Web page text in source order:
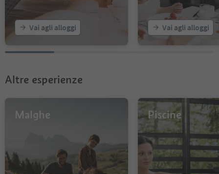
Vai agli alloggi Vai agli alloggi
Altre esperienze
Malghe Piscine